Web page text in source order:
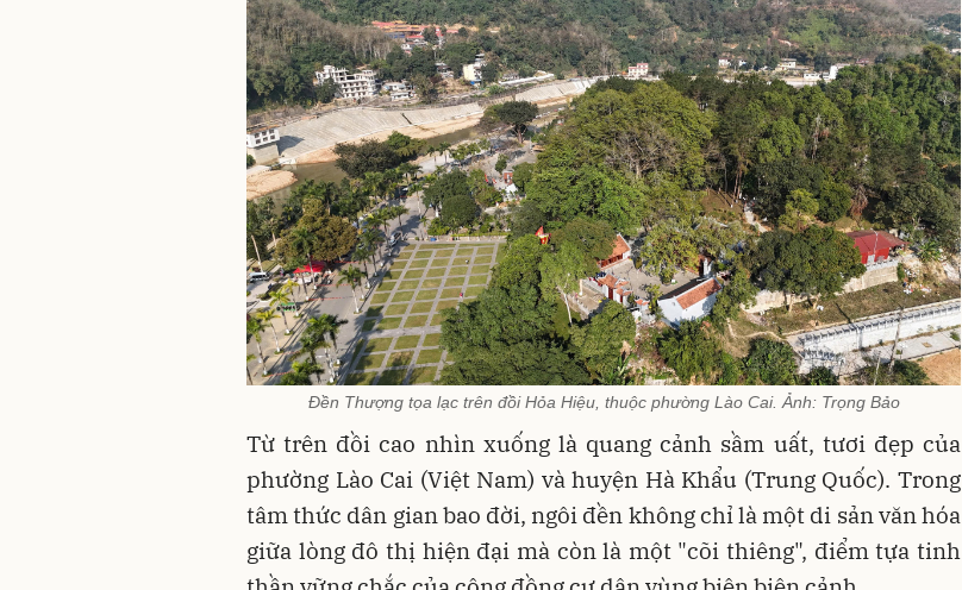
Đền Thượng tọa lạc trên đồi Hỏa Hiệu, thuộc phường Lào Cai. Ảnh: Trọng Bảo
Từ trên đồi cao nhìn xuống là quang cảnh sầm uất, tươi đẹp của
phường Lào Cai (Việt Nam) và huyện Hà Khẩu (Trung Quốc). Trong
tâm thức dân gian bao đời, ngôi đền không chỉ là một di sản văn hóa
giữa lòng đô thị hiện đại mà còn là một "cõi thiêng", điểm tựa tinh